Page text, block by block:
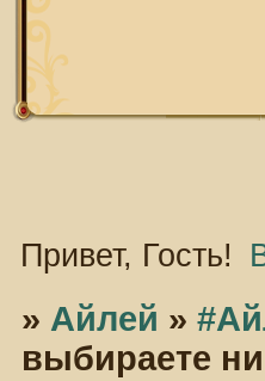
Привет, Гость!
» Айлей »
выбираете